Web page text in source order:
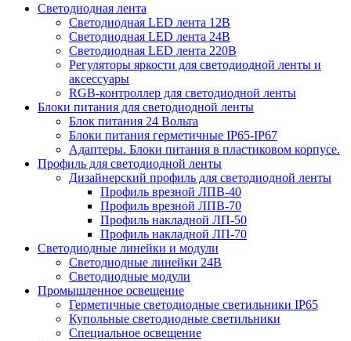
Светодиодная лента
Светодиодная LED лента 12В
Светодиодная LED лента 24В
Светодиодная LED лента 220В
Регуляторы яркости для светодиодной ленты и
аксессуары
RGB-контроллер для светодиодной ленты
Блоки питания для светодиодной ленты
Блок питания 24 Вольта
Блоки питания герметичные IP65-IP67
Адаптеры. Блоки питания в пластиковом корпусе.
Профиль для светодиодной ленты
Дизайнерский профиль для светодиодной ленты
Профиль врезной ЛПВ-40
Профиль врезной ЛПВ-70
Профиль накладной ЛП-50
Профиль накладной ЛП-70
Светодиодные линейки и модули
Светодиодные линейки 24В
Светодиодные модули
Промышленное освещение
Герметичные светодиодные светильники IP65
Купольные светодиодные светильники
Специальное освещение